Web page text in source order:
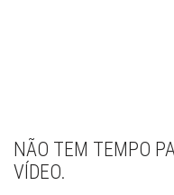
NÃO TEM TEMPO
VÍDEO.